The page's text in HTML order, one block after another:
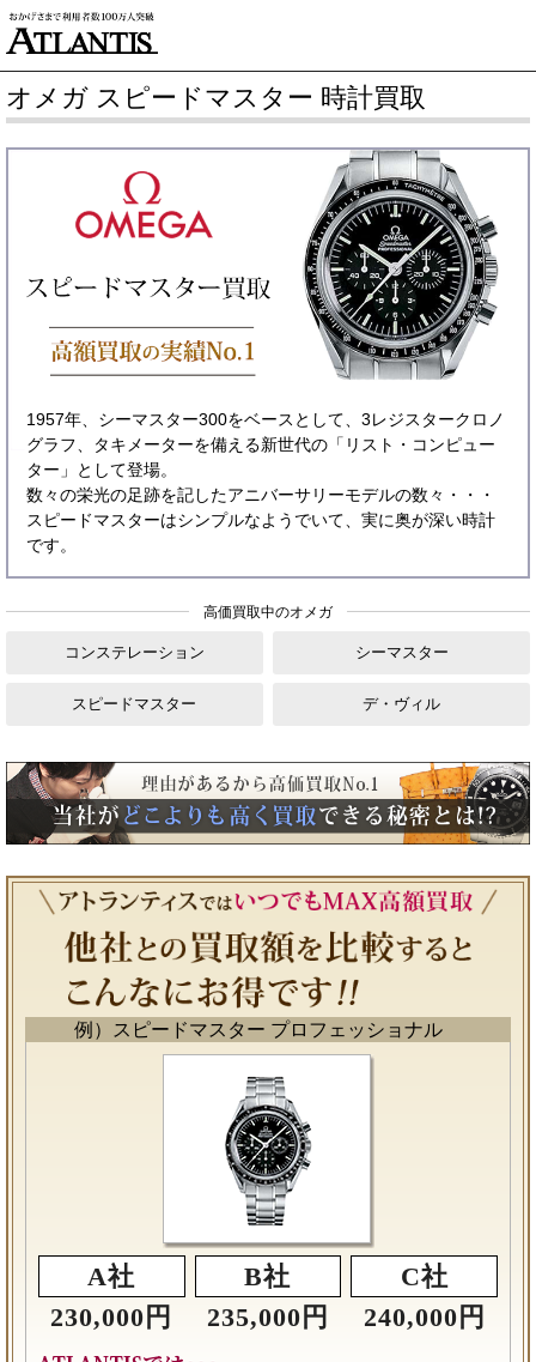
オメガ スピードマスター 時計買取
1957年、シーマスター300をベースとして、3レジスタークロノ
グラフ、タキメーターを備える新世代の「リスト・コンピュー
ター」として登場。
数々の栄光の足跡を記したアニバーサリーモデルの数々・・・
スピードマスターはシンプルなようでいて、実に奥が深い時計
です。
高価買取中のオメガ
コンステレーション シーマスター
スピードマスター デ・ヴィル
例）スピードマスター プロフェッショナル
230,000円 235,000円 240,000円